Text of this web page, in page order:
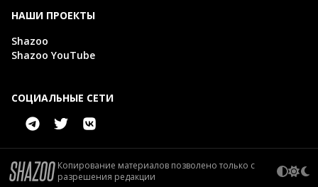
НАШИ ПРОЕКТЫ
Shazoo
Shazoo YouTube
СОЦИАЛЬНЫЕ СЕТИ
Копирование материалов позволено только с
разрешения редакции